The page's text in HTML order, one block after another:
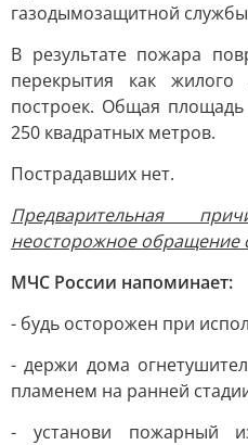
газодымозащитной
В результате пожара
перекрытия как
построек. Общая площадь
250 квадратных метров.
Пострадавших нет.
Предварительная
неосторожное обращение
МЧС России напоминает:
- будь осторожен при
- держи дома
пламенем на ранней
- установи пожарный